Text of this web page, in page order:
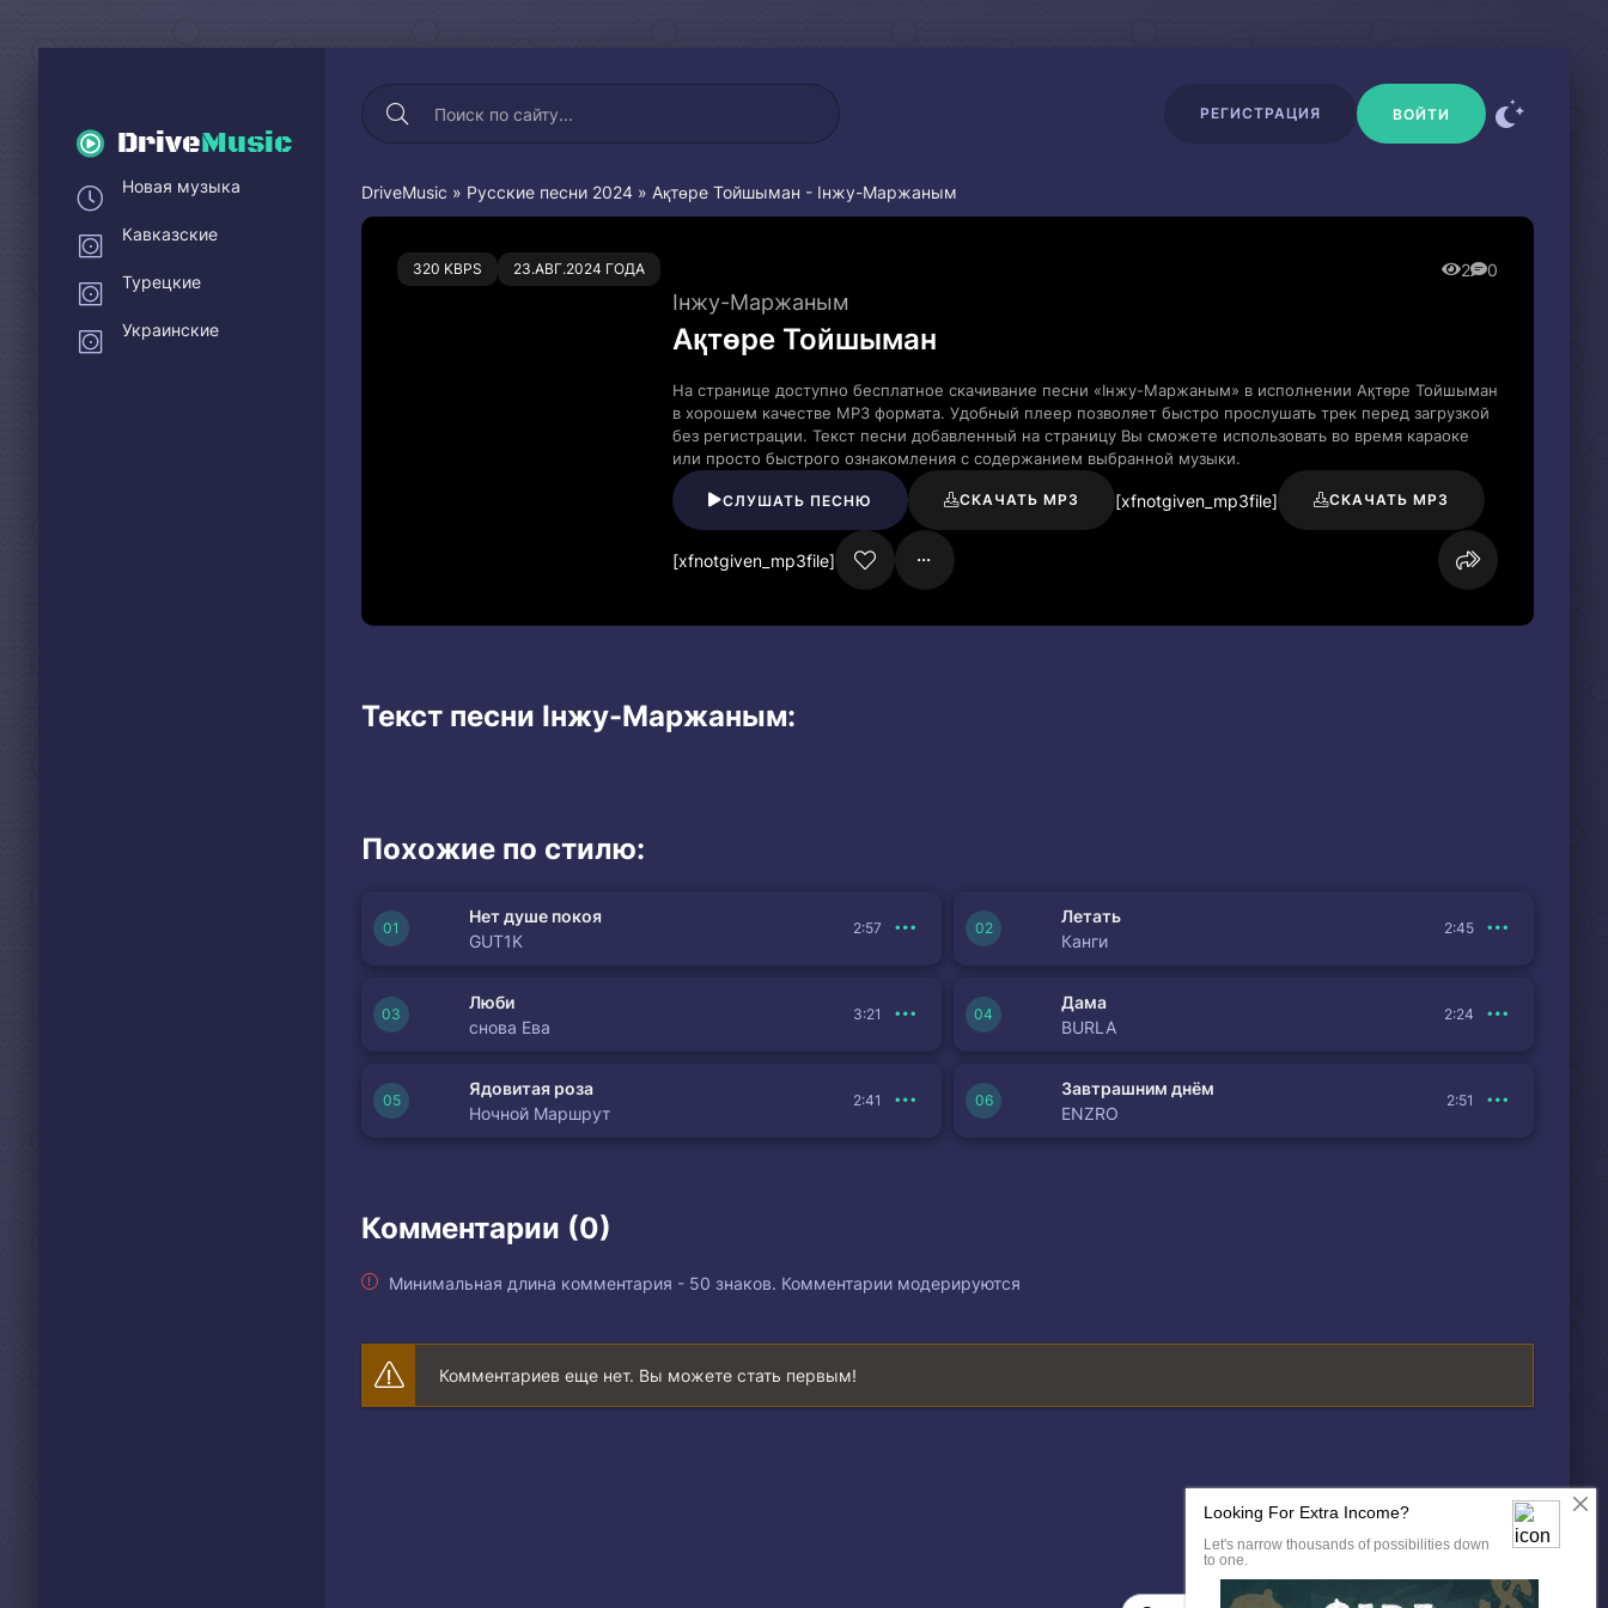
DriveMusic
РЕГИСТРАЦИЯ ВОЙТИ
DriveMusic » Русские песни 2024 » Ақтөре Тойшыман - Інжу-Маржаным
320 KBPS 23.АВГ.2024 ГОДА 2 0
0 0
Інжу-Маржаным
Ақтөре Тойшыман
На странице доступно бесплатное скачивание песни «Інжу-Маржаным» в исполнении Ақтөре Тойшыман
в хорошем качестве MP3 формата. Удобный плеер позволяет быстро прослушать трек перед загрузкой
без регистрации. Текст песни добавленный на страницу Вы сможете использовать во время караоке
или просто быстрого ознакомления с содержанием выбранной музыки.
СЛУШАТЬ ПЕСНЮ СКАЧАТЬ MP3 [xfnotgiven_mp3file] СКАЧАТЬ MP3
[xfnotgiven_mp3file]
Текст песни Інжу-Маржаным:
Похожие по стилю:
Нет душе покоя
GUT1K
2:57
Летать
Канги
2:45
Люби
снова Ева
3:21
Дама
BURLA
2:24
Ядовитая роза
Ночной Маршрут
2:41
Завтрашним днём
ENZRO
2:51
Комментарии (0)
Минимальная длина комментария - 50 знаков. Комментарии модерируются
Комментариев еще нет. Вы можете стать первым!
Новая музыка
Кавказские
Турецкие
Украинские